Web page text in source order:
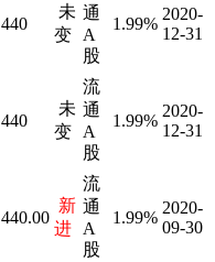
440
未
变
通
A
股
1.99%
2020-
12-31
440
未
变
流
通
A
股
1.99%
2020-
12-31
440.00
新
进
流
通
A
股
1.99%
2020-
09-30